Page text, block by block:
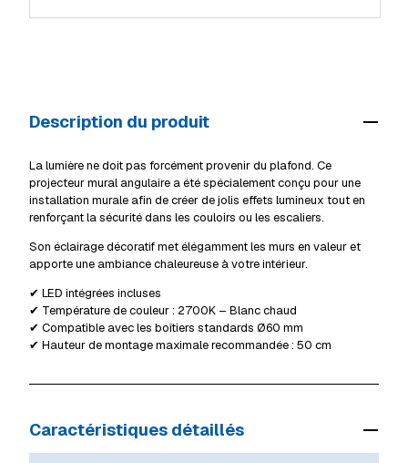
Livraison volumineux / camion 69 €
Détails livraison & retrait
Description du produit
La lumière ne doit pas forcément provenir du plafond. Ce
projecteur mural angulaire a été spécialement conçu pour une
installation murale afin de créer de jolis effets lumineux tout en
renforçant la sécurité dans les couloirs ou les escaliers.
Son éclairage décoratif met élégamment les murs en valeur et
apporte une ambiance chaleureuse à votre intérieur.
✔ LED intégrées incluses
✔ Température de couleur : 2700K – Blanc chaud
✔ Compatible avec les boîtiers standards Ø60 mm
✔ Hauteur de montage maximale recommandée : 50 cm
Caractéristiques détaillés